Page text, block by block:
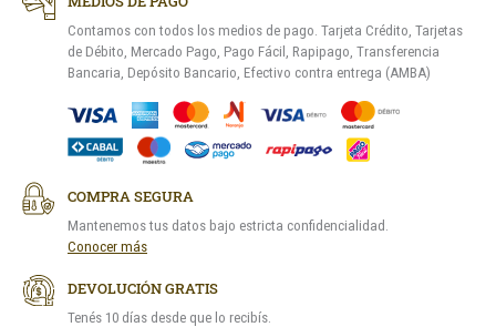
Contamos con todos los medios de pago. Tarjeta Crédito, Tarjetas
de Débito, Mercado Pago, Pago Fácil, Rapipago, Transferencia
Bancaria, Depósito Bancario, Efectivo contra entrega (AMBA)
COMPRA SEGURA
Mantenemos tus datos bajo estricta confidencialidad.
Conocer más
DEVOLUCIÓN GRATIS
Tenés 10 días desde que lo recibís.